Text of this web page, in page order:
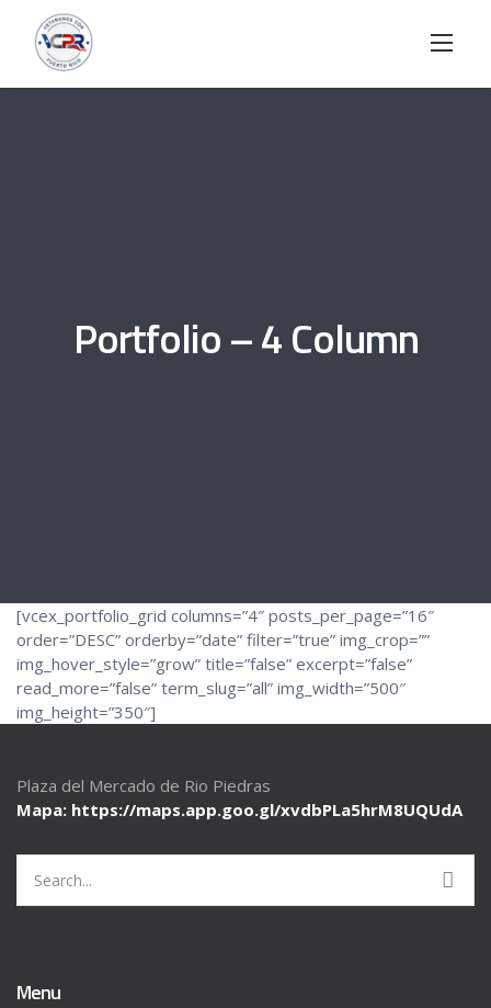
content
Portfolio – 4 Column
[vcex_portfolio_grid columns=”4″ posts_per_page=”16″
order=”DESC” orderby=”date” filter=”true” img_crop=””
img_hover_style=”grow” title=”false” excerpt=”false”
read_more=”false” term_slug=”all” img_width=”500″
img_height=”350″]
Plaza del Mercado de Rio Piedras
Mapa: https://maps.app.goo.gl/xvdbPLa5hrM8UQUdA
for:
Menu